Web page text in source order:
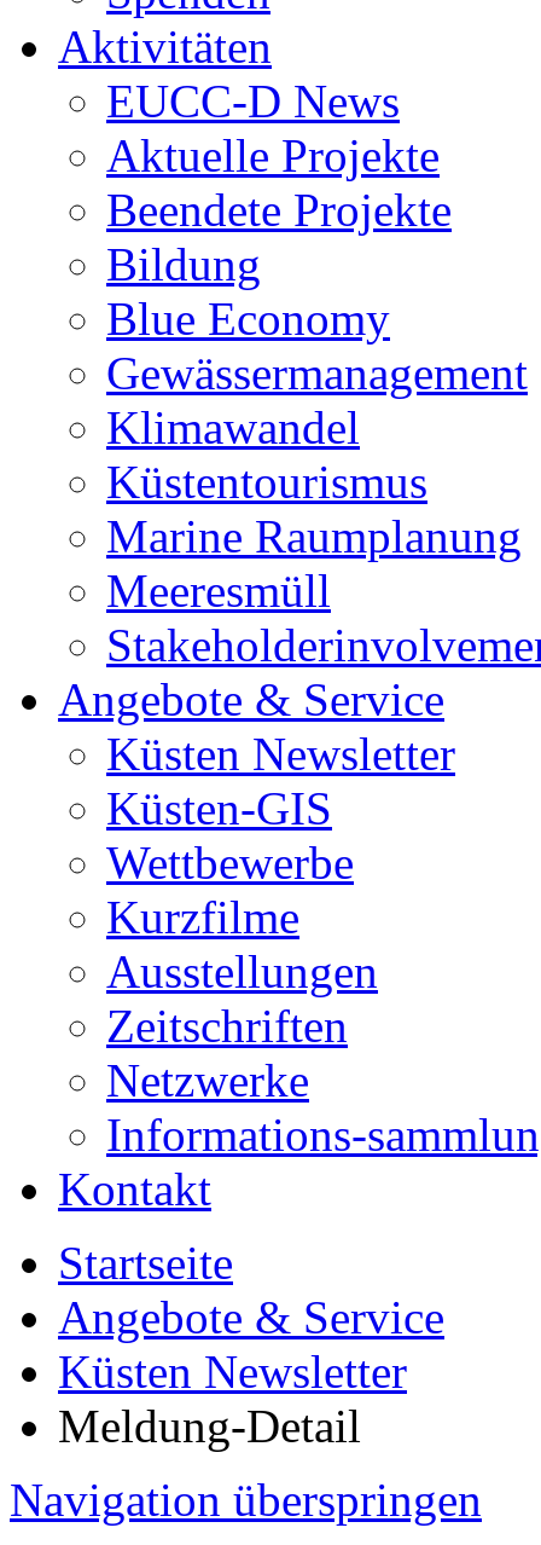
Aktivitäten
EUCC-D News
Aktuelle Projekte
Beendete Projekte
Bildung
Blue Economy
Gewässermanagement
Klimawandel
Küstentourismus
Marine Raumplanung
Meeresmüll
Angebote & Service
Küsten Newsletter
Küsten-GIS
Wettbewerbe
Kurzfilme
Ausstellungen
Zeitschriften
Netzwerke
Informations-
Kontakt
Startseite
Angebote & Service
Küsten Newsletter
Meldung-Detail
Navigation überspringen